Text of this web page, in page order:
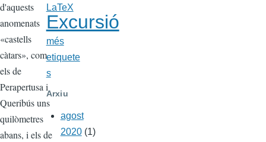
d'aquests
anomenats
«castells
càtars», com
els de
Perapertusa i
Queribús uns
quilòmetres
abans, i els de
LaTeX
Excursió
més
etiquete
s
Arxiu
agost
2020(1)